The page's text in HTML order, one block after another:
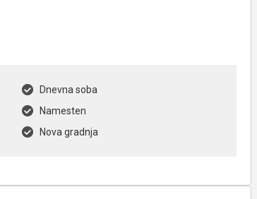
Dnevna soba
Namesten
Nova gradnja